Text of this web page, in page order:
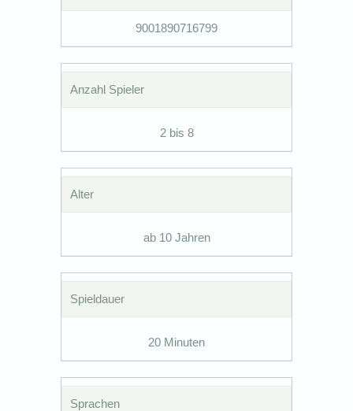
9001890716799
Anzahl Spieler
2 bis 8
Alter
ab 10 Jahren
Spieldauer
20 Minuten
Sprachen